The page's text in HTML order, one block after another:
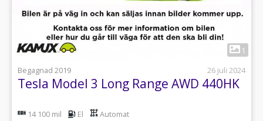
1
Begagnad 2019
26 juli 2024
Tesla Model 3 Long Range AWD 440HK
14 100 mil El Automat